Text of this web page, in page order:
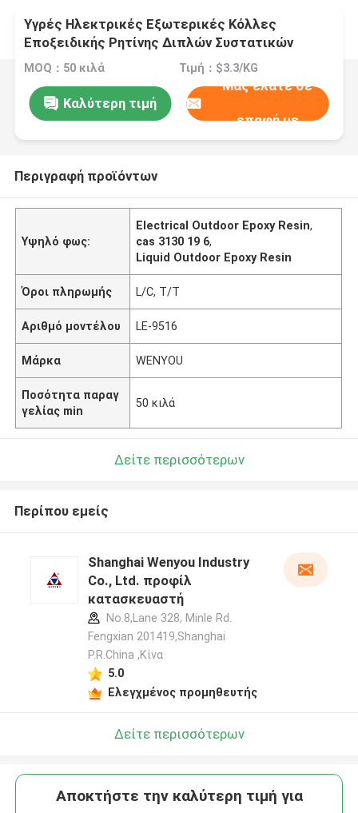
Υγρές Ηλεκτρικές Εξωτερικές Κόλλες
Εποξειδικής Ρητίνης Διπλών Συστατικών
MOQ：50 κιλά Τιμή：$3.3/KG
Καλύτερη τιμή
Μας ελάτε σε
επαφή με
Περιγραφή προϊόντων
Υψηλό φως:
Electrical Outdoor Epoxy Resin,
cas 3130 19 6,
Liquid Outdoor Epoxy Resin
Όροι πληρωμής L/C, T/T
Αριθμό μοντέλου LE-9516
Μάρκα WENYOU
Ποσότητα παραγ
γελίας min
50 κιλά
Δείτε περισσότερων
Περίπου εμείς
Shanghai Wenyou Industry
Co., Ltd. προφίλ
κατασκευαστή
No.8,Lane 328, Minle Rd.
Fengxian 201419,Shanghai
P.R.China ,Κίνα
5.0
Ελεγχμένος προμηθευτής
Δείτε περισσότερων
Αποκτήστε την καλύτερη τιμή για